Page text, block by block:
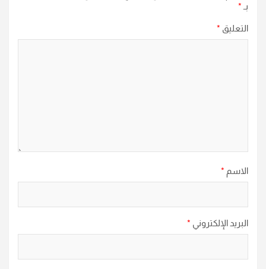
بـ *
التعليق *
الاسم *
البريد الإلكتروني *